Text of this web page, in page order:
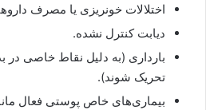
اختلالات خونریزی یا مصرف
دیابت کنترل نشده.
بارداری (به دلیل نقاط خاصی
تحریک شوند).
بیماری‌های خاص پوستی فعال